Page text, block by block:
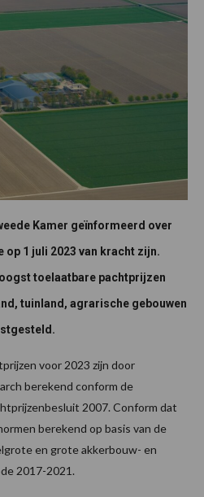
Kamer geïnformeerd over
op 1 juli 2023 van kracht zijn.
toelaatbare pachtprijzen
tuinland, agrarische gebouwen
voor 2023 zijn door
berekend conform de
2007. Conform dat
berekend op basis van de
en grote akkerbouw- en
2017-2021.